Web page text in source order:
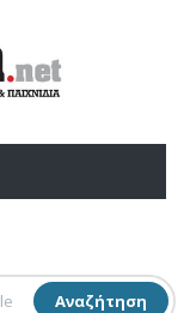
Αναζήτηση